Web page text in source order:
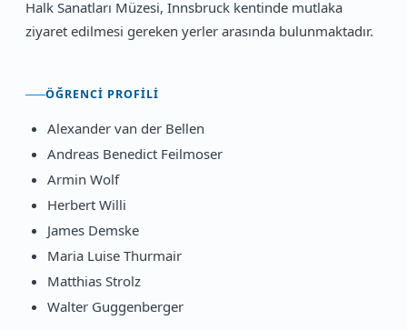
Halk Sanatları Müzesi, Innsbruck kentinde mutlaka
ziyaret edilmesi gereken yerler arasında bulunmaktadır.
ÖĞRENCI PROFILI
Alexander van der Bellen
Andreas Benedict Feilmoser
Armin Wolf
Herbert Willi
James Demske
Maria Luise Thurmair
Matthias Strolz
Walter Guggenberger